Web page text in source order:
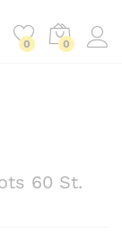
0 0
60 St.